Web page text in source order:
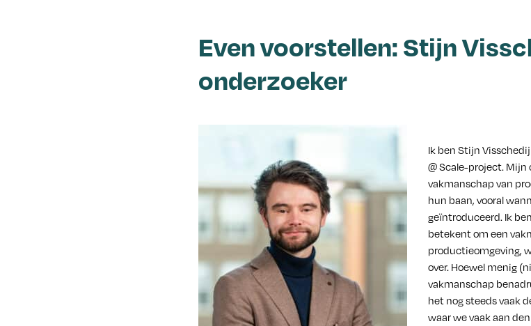
Even voorstellen: Stijn
onderzoeker
Ik ben Stijn
@ Scale-project.
vakmanschap van
hun baan, vooral
geïntroduceerd. Ik
betekent om een
productieomgeving,
over. Hoewel menig
vakmanschap
het nog steeds vaak
waar we vaak aan